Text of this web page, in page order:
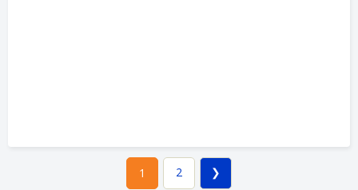
1 2